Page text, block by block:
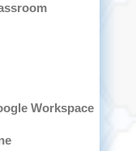
Workspace